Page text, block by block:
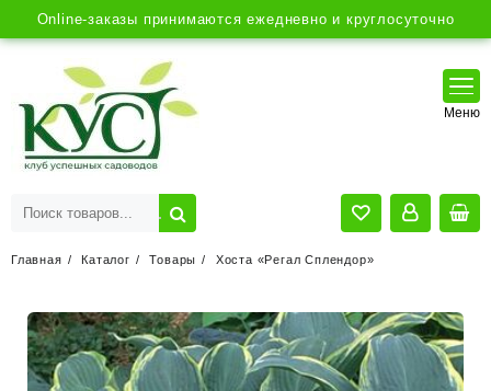
Online-заказы принимаются ежедневно и круглосуточно
Главная Каталог Товары Хоста «Регал Сплендор»